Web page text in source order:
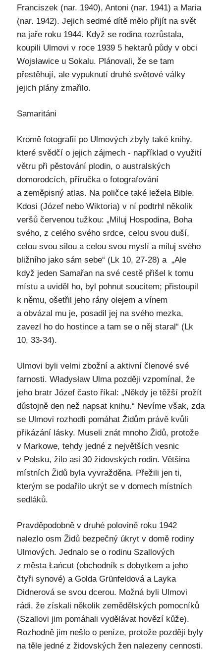
Franciszek (nar. 1940), Antoni (nar. 1941) a Maria
(nar. 1942). Jejich sedmé dítě mělo přijít na svět
na jaře roku 1944. Když se rodina rozrůstala,
koupili Ulmovi v roce 1939 5 hektarů půdy v obci
Wojsławice u Sokalu. Plánovali, že se tam
přestěhují, ale vypuknutí druhé světové války
jejich plány zmařilo.
Samaritáni
Kromě fotografií po Ulmových zbyly také knihy,
které svědčí o jejich zájmech - například o využití
větru při pěstování plodin, o australských
domorodcích, příručka o fotografování
a zeměpisný atlas. Na poličce také ležela Bible.
Kdosi (Józef nebo Wiktoria) v ní podtrhl několik
veršů červenou tužkou: „Miluj Hospodina, Boha
svého, z celého svého srdce, celou svou duší,
celou svou silou a celou svou myslí a miluj svého
bližního jako sám sebe“ (Lk 10, 27-28) a „Ale
když jeden Samařan na své cestě přišel k tomu
místu a uviděl ho, byl pohnut soucitem; přistoupil
k němu, ošetřil jeho rány olejem a vínem
a obvázal mu je, posadil jej na svého mezka,
zavezl ho do hostince a tam se o něj staral“ (Lk
10, 33-34).
Ulmovi byli velmi zbožní a aktivní členové své
farnosti. Władysław Ulma později vzpomínal, že
jeho bratr Józef často říkal: „Někdy je těžší prožít
důstojně den než napsat knihu.“ Nevíme však, zda
se Ulmovi rozhodli pomáhat Židům právě kvůli
přikázání lásky. Museli znát mnoho Židů, protože
v Markowe, tehdy jedné z největších vesnic
v Polsku, žilo asi 30 židovských rodin. Většina
místních Židů byla vyvražděna. Přežili jen ti,
kterým se podařilo ukrýt se v domech místních
sedláků.
Pravděpodobně v druhé polovině roku 1942
nalezlo osm Židů bezpečný úkryt v domě rodiny
Ulmových. Jednalo se o rodinu Szallových
z města Łańcut (obchodník s dobytkem a jeho
čtyři synové) a Golda Grünfeldová a Layka
Didnerová se svou dcerou. Možná byli Ulmovi
rádi, že získali několik zemědělských pomocníků
(Szallovi jim pomáhali vydělávat hovězí kůže).
Rozhodně jim nešlo o peníze, protože později byly
na těle jedné z židovských žen nalezeny cennosti.